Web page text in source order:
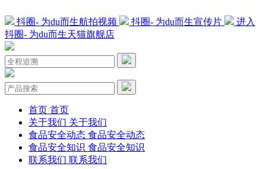
抖圈- 为du而生航拍视频 抖圈- 为du而生宣传片
进入
抖圈- 为du而生天猫旗舰店
首页 首页
关于我们 关于我们
食品安全动态 食品安全动态
食品安全知识 食品安全知识
联系我们 联系我们